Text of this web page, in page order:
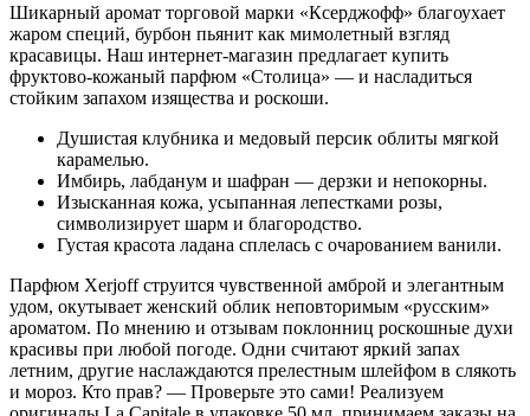
Шикарный аромат торговой марки «Ксерджофф» благоухает
жаром специй, бурбон пьянит как мимолетный взгляд
красавицы. Наш интернет-магазин предлагает купить
фруктово-кожаный парфюм «Столица» — и насладиться
стойким запахом изящества и роскоши.
Душистая клубника и медовый персик облиты мягкой
карамелью.
Имбирь, лабданум и шафран — дерзки и непокорны.
Изысканная кожа, усыпанная лепестками розы,
символизирует шарм и благородство.
Густая красота ладана сплелась с очарованием ванили.
Парфюм Xerjoff струится чувственной амброй и элегантным
удом, окутывает женский облик неповторимым «русским»
ароматом. По мнению и отзывам поклонниц роскошные духи
красивы при любой погоде. Одни считают яркий запах
летним, другие наслаждаются прелестным шлейфом в слякоть
и мороз. Кто прав? — Проверьте это сами! Реализуем